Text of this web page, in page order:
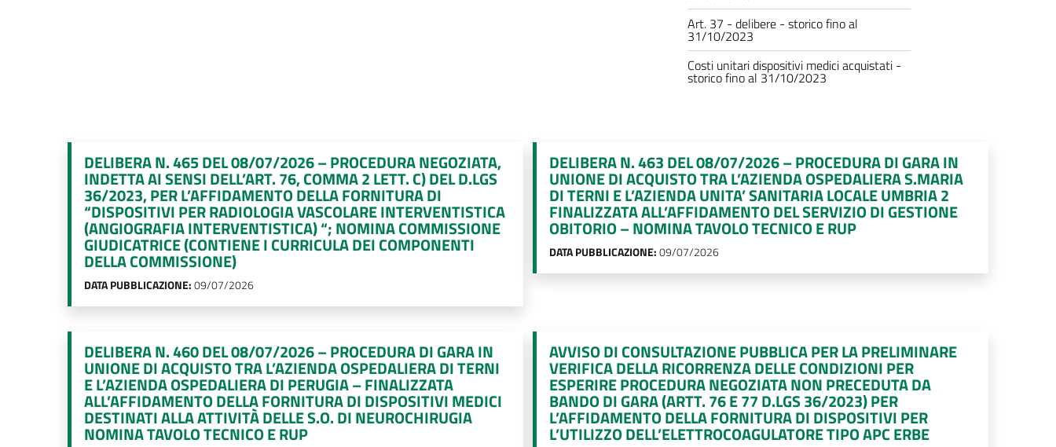
Art. 37 - delibere - storico fino al
31/10/2023
Costi unitari dispositivi medici acquistati -
storico fino al 31/10/2023
DELIBERA N. 465 DEL 08/07/2026 – PROCEDURA NEGOZIATA,
INDETTA AI SENSI DELL’ART. 76, COMMA 2 LETT. C) DEL D.LGS
36/2023, PER L’AFFIDAMENTO DELLA FORNITURA DI
“DISPOSITIVI PER RADIOLOGIA VASCOLARE INTERVENTISTICA
(ANGIOGRAFIA INTERVENTISTICA) “; NOMINA COMMISSIONE
GIUDICATRICE (CONTIENE I CURRICULA DEI COMPONENTI
DELLA COMMISSIONE)
DATA PUBBLICAZIONE:09/07/2026
DELIBERA N. 463 DEL 08/07/2026 – PROCEDURA DI GARA IN
UNIONE DI ACQUISTO TRA L’AZIENDA OSPEDALIERA S.MARIA
DI TERNI E L’AZIENDA UNITA’ SANITARIA LOCALE UMBRIA 2
FINALIZZATA ALL’AFFIDAMENTO DEL SERVIZIO DI GESTIONE
OBITORIO – NOMINA TAVOLO TECNICO E RUP
DATA PUBBLICAZIONE:09/07/2026
DELIBERA N. 460 DEL 08/07/2026 – PROCEDURA DI GARA IN
UNIONE DI ACQUISTO TRA L’AZIENDA OSPEDALIERA DI TERNI
E L’AZIENDA OSPEDALIERA DI PERUGIA – FINALIZZATA
ALL’AFFIDAMENTO DELLA FORNITURA DI DISPOSITIVI MEDICI
DESTINATI ALLA ATTIVITÀ DELLE S.O. DI NEUROCHIRUGIA
NOMINA TAVOLO TECNICO E RUP
AVVISO DI CONSULTAZIONE PUBBLICA PER LA PRELIMINARE
VERIFICA DELLA RICORRENZA DELLE CONDIZIONI PER
ESPERIRE PROCEDURA NEGOZIATA NON PRECEDUTA DA
BANDO DI GARA (ARTT. 76 E 77 D.LGS 36/2023) PER
L’AFFIDAMENTO DELLA FORNITURA DI DISPOSITIVI PER
L’UTILIZZO DELL’ELETTROCOAGULATORE TIPO APC ERBE